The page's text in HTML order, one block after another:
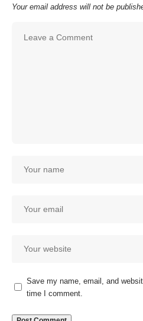
Your email address will not be
Save my name, email, and
time I comment.